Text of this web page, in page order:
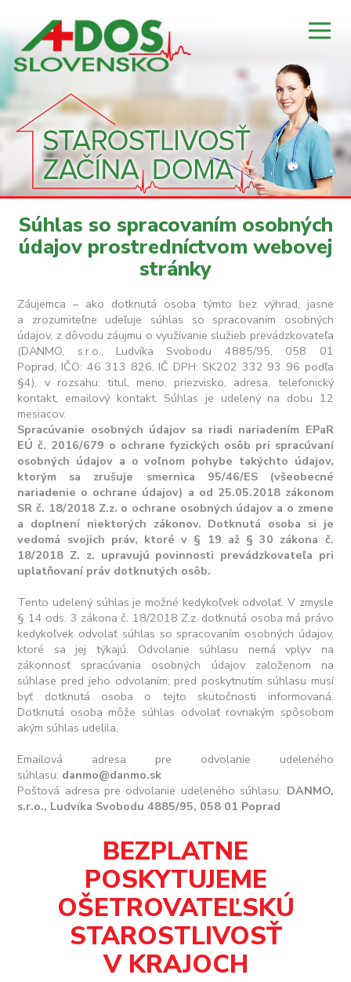
Súhlas so spracovaním osobných
údajov prostredníctvom webovej
stránky
Záujemca – ako dotknutá osoba týmto bez výhrad, jasne
a zrozumiteľne udeľuje súhlas so spracovaním osobných
údajov, z dôvodu záujmu o využívanie služieb prevádzkovateľa
(DANMO, s.r.o., Ludvíka Svobodu 4885/95, 058 01
Poprad, IČO: 46 313 826, IČ DPH: SK202 332 93 96 podľa
§4), v rozsahu: titul, meno, priezvisko, adresa, telefonický
kontakt, emailový kontakt. Súhlas je udelený na dobu 12
mesiacov.
Spracúvanie osobných údajov sa riadi nariadením EPaR
EÚ č. 2016/679 o ochrane fyzických osôb pri spracúvaní
osobných údajov a o voľnom pohybe takýchto údajov,
ktorým sa zrušuje smernica 95/46/ES (všeobecné
nariadenie o ochrane údajov) a od 25.05.2018 zákonom
SR č. 18/2018 Z.z. o ochrane osobných údajov a o zmene
a doplnení niektorých zákonov. Dotknutá osoba si je
vedomá svojich práv, ktoré v § 19 až § 30 zákona č.
18/2018 Z. z. upravujú povinnosti prevádzkovateľa pri
uplatňovaní práv dotknutých osôb.
Tento udelený súhlas je možné kedykoľvek odvolať. V zmysle
§ 14 ods. 3 zákona č. 18/2018 Z.z. dotknutá osoba má právo
kedykoľvek odvolať súhlas so spracovaním osobných údajov,
ktoré sa jej týkajú. Odvolanie súhlasu nemá vplyv na
zákonnosť spracúvania osobných údajov založenom na
súhlase pred jeho odvolaním; pred poskytnutím súhlasu musí
byť dotknutá osoba o tejto skutočnosti informovaná.
Dotknutá osoba môže súhlas odvolať rovnakým spôsobom
akým súhlas udelila.
Emailová adresa pre odvolanie udeleného
súhlasu: danmo@danmo.sk
Poštová adresa pre odvolanie udeleného súhlasu: DANMO,
s.r.o., Ludvíka Svobodu 4885/95, 058 01 Poprad
BEZPLATNE
POSKYTUJEME
OŠETROVATEĽSKÚ
STAROSTLIVOSŤ
V KRAJOCH